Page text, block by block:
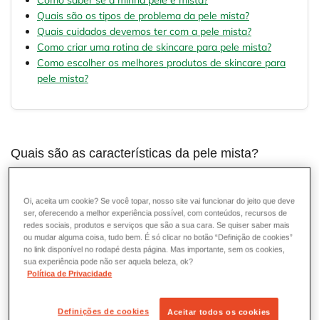
Quais são os tipos de problema da pele mista?
Quais cuidados devemos ter com a pele mista?
Como criar uma rotina de skincare para pele mista?
Como escolher os melhores produtos de skincare para
pele mista?
Quais são as características da pele mista?
caracterizada por umazona T (testa, nariz e queixo)oleosa,
enquanto as bochechas e outras partes do rosto podem ser
normais ou secas.
A principal causa dessa combinação é a distribuição desigual das
glândulas sebáceas na pele, resultando em
produção excessiva de sebo e áreas com produção
insuficiente. Além disso, fatores ambientais como clima e
Oi, aceita um cookie? Se você topar, nosso site vai funcionar do jeito que deve
ser, oferecendo a melhor experiência possível, com conteúdos, recursos de
redes sociais, produtos e serviços que são a sua cara. Se quiser saber mais
ou mudar alguma coisa, tudo bem. É só clicar no botão “Definição de cookies”
no link disponível no rodapé desta página. Mas importante, sem os cookies,
sua experiência pode não ser aquela beleza, ok?
Política de Privacidade
Definições de cookies Aceitar todos os cookies